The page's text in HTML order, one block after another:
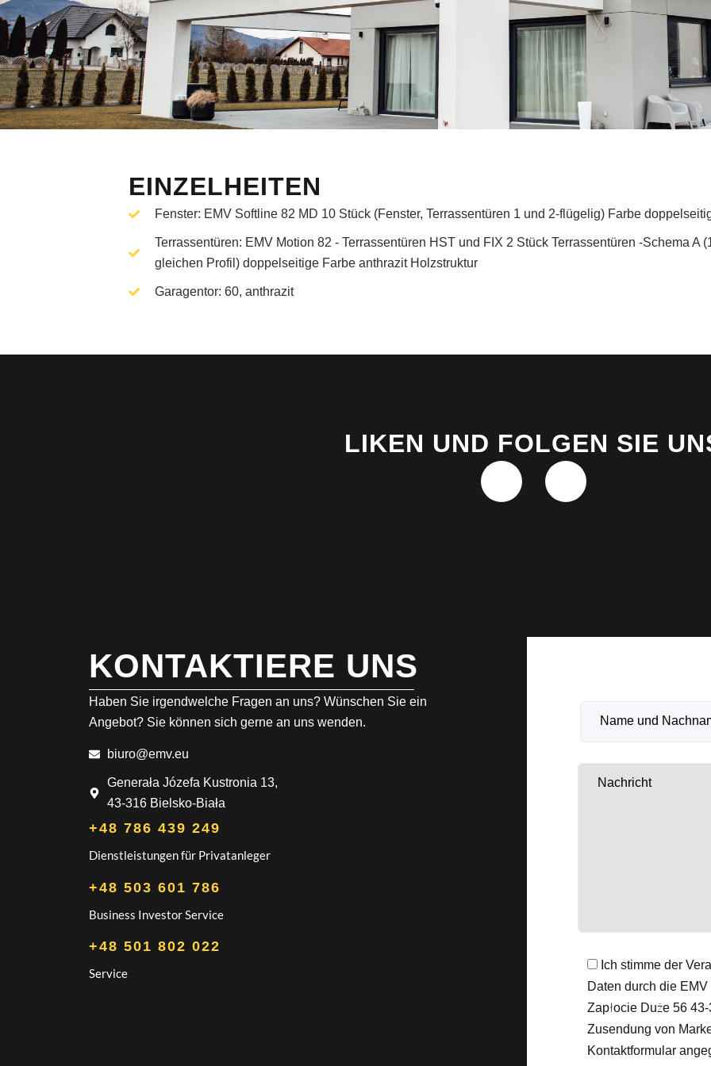
EINZELHEITEN
Fenster: EMV Softline 82 MD 10 Stück (Fenster, Terrassentüren 1 und 2-flügelig) Farbe
Terrassentüren: EMV Motion 82 - Terrassentüren HST und FIX 2 Stück Terrassentüren -Schema A
gleichen Profil) doppelseitige Farbe anthrazit Holzstruktur
Garagentor: 60, anthrazit
LIKEN UND FOLGEN SIE
KONTAKTIERE UNS
Haben Sie irgendwelche Fragen an uns? Wünschen Sie ein
Angebot? Sie können sich gerne an uns wenden.
biuro@emv.eu
Generała Józefa Kustronia 13,
43-316 Bielsko-Biała
+48 786 439 249
Dienstleistungen für Privatanleger
+48 503 601 786
Business Investor Service
+48 501 802 022
Service
Ich stimme der
Daten durch die
Zapłocie Duże 56
Zusendung von
Kontaktformular